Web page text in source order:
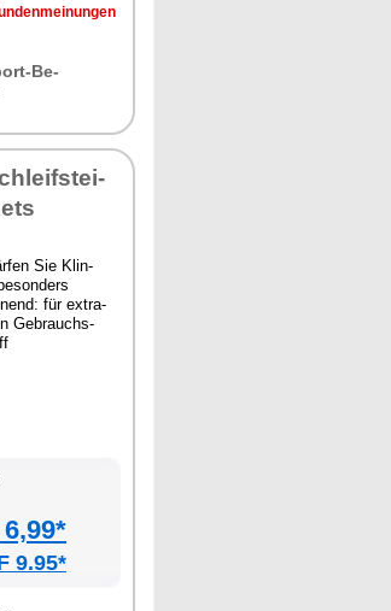
Be­
Sie Klin­
für ex­tra­
Ge­brauchs­
9.95*